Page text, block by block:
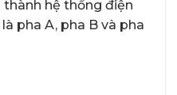
thành hệ thống điện
pha A, pha B và pha